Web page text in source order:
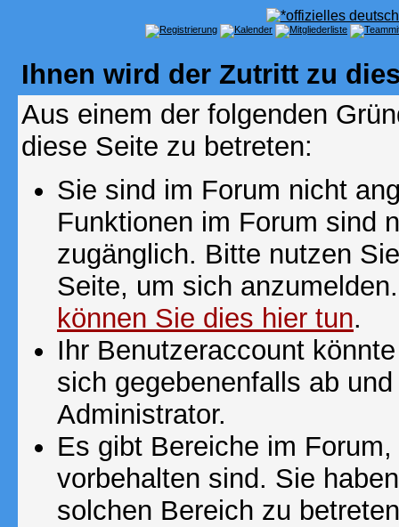
Ihnen wird der Zutritt zu
Aus einem der folgenden
diese Seite zu betreten:
Sie sind im Forum nicht
Funktionen im Forum sind
zugänglich. Bitte nutzen
Seite, um sich
können Sie dies hier tun.
Ihr Benutzeraccount
sich gegebenenfalls ab
Administrator.
Es gibt Bereiche im
vorbehalten sind. Sie
solchen Bereich zu